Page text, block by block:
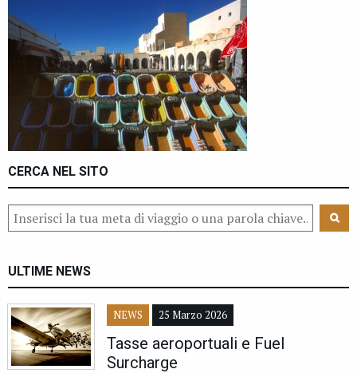
CERCA NEL SITO
ULTIME NEWS
NEWS 25 Marzo 2026
Tasse aeroportuali e Fuel
Surcharge